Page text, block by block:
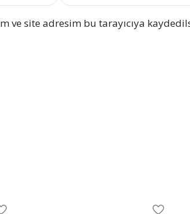
ve site adresim bu tarayıcıya